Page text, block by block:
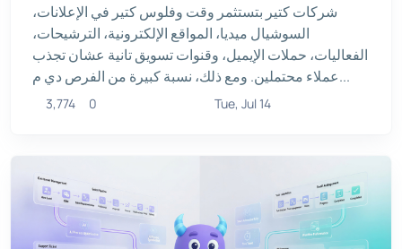
شركات كتير بتستثمر وقت وفلوس كتير في الإعلانات،
السوشيال ميديا، المواقع الإلكترونية، الترشيحات،
الفعاليات، حملات الإيميل، وقنوات تسويق تانية عشان تجذب
عملاء محتملين. ومع ذلك، نسبة كبيرة من الفرص دي م...
3,774 0 Tue, Jul 14